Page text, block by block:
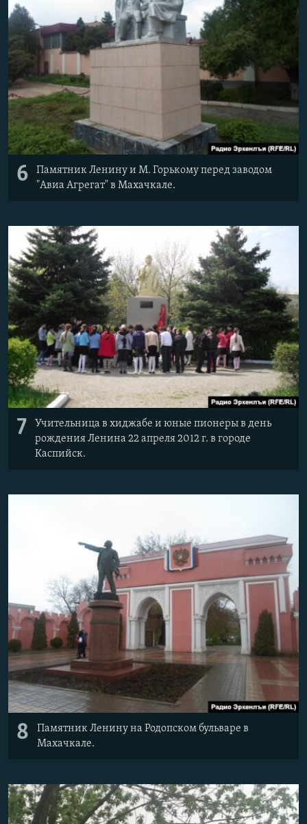
6
Памятник Ленину и М. Горькому перед заводом
"Авиа Агрегат" в Махачкале.
7
Учительница в хиджабе и юные пионеры в день
рождения Ленина 22 апреля 2012 г. в городе
Каспийск.
8
Памятник Ленину на Родопском бульваре в
Махачкале.